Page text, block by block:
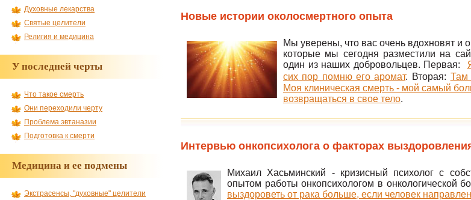
Новые истории околосмертного опыта
Мы уверены, что вас очень вдохновят и
которые мы сегодня разместили на
один из наших добровольцев. Первая:
сих пор помню его аромат. Вторая: Там
Моя клиническая смерть - мой самый
возвращаться в свое тело.
Интервью онкопсихолога о факторах
Михаил Хасьминский - кризисный психолог с
опытом работы онкопсихологом в онкологической
выздороветь от рака больше, если человек
Духовные лекарства
Святые целители
Религия и медицина
У последней черты
Что такое смерть
Они переходили черту
Проблема эвтаназии
Подготовка к смерти
Медицина и ее подмены
Экстрасенсы, "духовные" целители